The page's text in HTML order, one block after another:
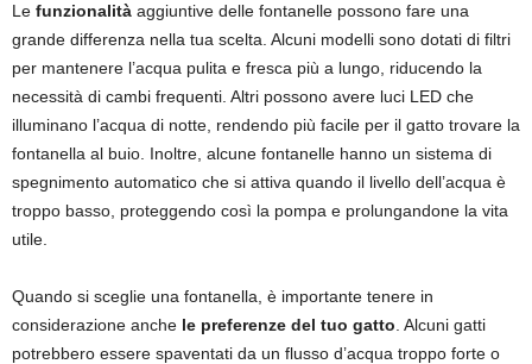
Le funzionalità aggiuntive delle fontanelle possono fare una
grande differenza nella tua scelta. Alcuni modelli sono dotati di filtri
per mantenere l’acqua pulita e fresca più a lungo, riducendo la
necessità di cambi frequenti. Altri possono avere luci LED che
illuminano l’acqua di notte, rendendo più facile per il gatto trovare la
fontanella al buio. Inoltre, alcune fontanelle hanno un sistema di
spegnimento automatico che si attiva quando il livello dell’acqua è
troppo basso, proteggendo così la pompa e prolungandone la vita
utile.
Quando si sceglie una fontanella, è importante tenere in
considerazione anche le preferenze del tuo gatto . Alcuni gatti
potrebbero essere spaventati da un flusso d’acqua troppo forte o